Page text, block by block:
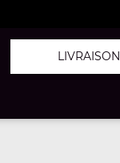
LIVRAISON